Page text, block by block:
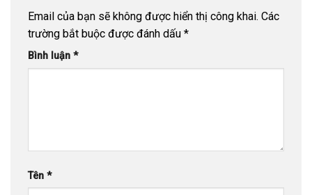
Email của bạn sẽ không được hiển thị công khai. Các
trường bắt buộc được đánh dấu *
Bình luận *
Tên *